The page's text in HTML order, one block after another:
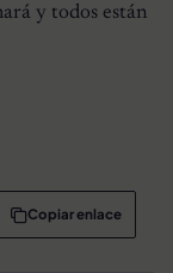
y todos están
Copiar enlace